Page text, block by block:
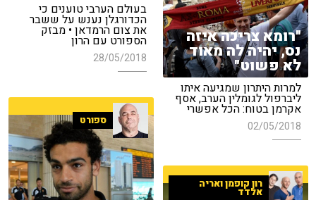
בעולם הערבי טוענים כי
הכדורגלן נענש על ששבר
את צום הרמדאן • מבזק
הספורט עם הרון
28/05/2018
"רומא צריכה איזה
נס, יהיה לה מאוד
לא פשוט"
למרות היתרון שמגיעה איתו
ליברפול לגומלין הערב, אסף
אקרמן בטוח: הכל אפשרי
02/05/2018 ספורט
רון קופמן ואריה
אלדד